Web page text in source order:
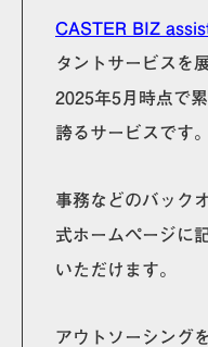
CASTER BIZ
タントサービスを
2025年5月時点で
誇るサービスです。
事務などのバック
式ホームページに
いただけます。
アウトソーシング